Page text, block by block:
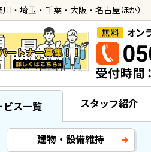
川・埼玉・千葉・大阪・名古屋ほか）
ビス一覧 スタッフ紹介
建物・設備維持